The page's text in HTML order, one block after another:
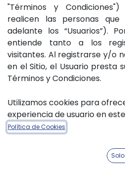
"Términos y
realicen las personas
adelante los “Usuarios”).
entiende tanto a los
visitantes. Al registrarse y/o
en el Sitio, el Usuario presta
Términos y Condiciones.
Cualquier persona que no
Condiciones, los cuales
obligatorio y vinculante,
utilizar el Sitio. Cualquier
y Condiciones también se
normativa aplicable, salvo
Utilizamos cookies para
experiencia de usuario en
Política de Cookies